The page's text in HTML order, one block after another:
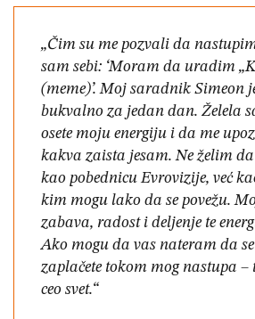
„Čim su me pozvali da
sam sebi: ‘Moram da uradim
(meme)’. Moj saradnik Simeon
bukvalno za jedan dan. Želela
osete moju energiju i da me
kakva zaista jesam. Ne želim
kao pobednicu Evrovizije, već
kim mogu lako da se povežu.
zabava, radost i deljenje te
Ako mogu da vas nateram da
zaplačete tokom mog nastupa –
ceo svet.“